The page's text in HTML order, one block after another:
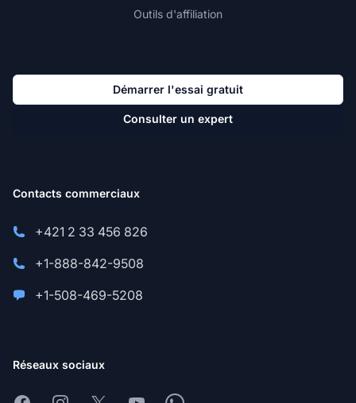
Outils d'affiliation
Démarrer l'essai gratuit
Consulter un expert
Contacts commerciaux
+421 2 33 456 826
+1-888-842-9508
+1-508-469-5208
Réseaux sociaux